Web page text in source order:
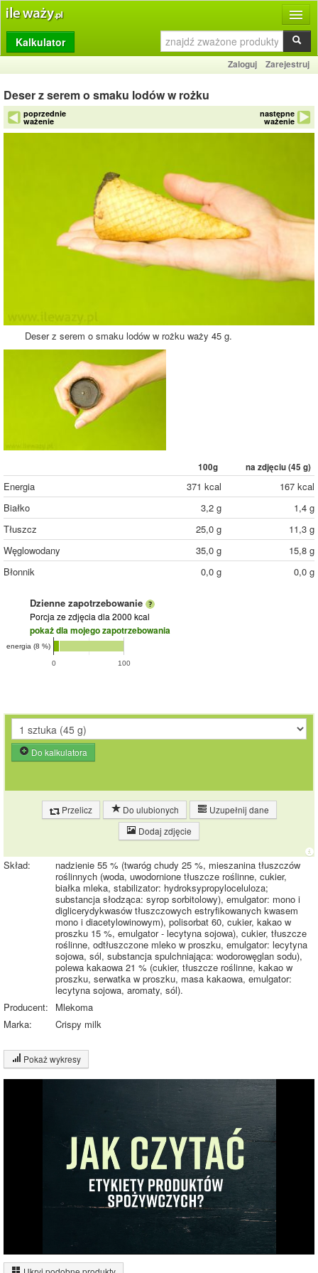
Produkty
Dziennik
Przelicznik
Porównywarka
Kalkulator
Zaloguj Zarejestruj
Deser z serem o smaku lodów w rożku
poprzednie
ważenie
następne
ważenie
Deser z serem o smaku lodów w rożku waży 45 g.
100g na zdjęciu (45 g)
Energia 371 kcal
167 kcal
Białko
3,2 g
1,4 g
Tłuszcz
25,0 g
11,3 g
Węglowodany
35,0 g
15,8 g
Błonnik
0,0 g 0,0 g
Dzienne zapotrzebowanie
Porcja ze zdjęcia dla 2000 kcal
pokaż dla mojego zapotrzebowania
0 100
energia (8 %)
Do kalkulatora
Przelicz Do ulubionych
Uzupełnij dane
Dodaj zdjęcie
Skład:
nadzienie 55 % (twaróg chudy 25 %, mieszanina tłuszczów
roślinnych (woda, uwodornione tłuszcze roślinne, cukier,
białka mleka, stabilizator: hydroksypropyloceluloza;
substancja słodząca: syrop sorbitolowy), emulgator: mono i
diglicerydykwasów tłuszczowych estryfikowanych kwasem
mono i diacetylowinowym), polisorbat 60, cukier, kakao w
proszku 15 %, emulgator - lecytyna sojowa), cukier, tłuszcze
roślinne, odtłuszczone mleko w proszku, emulgator: lecytyna
sojowa, sól, substancja spulchniająca: wodorowęglan sodu),
polewa kakaowa 21 % (cukier, tłuszcze roślinne, kakao w
proszku, serwatka w proszku, masa kakaowa, emulgator:
lecytyna sojowa, aromaty, sól).
Producent:
Mlekoma
Marka:
Crispy milk
Pokaż wykresy
Wykres składu produktu
Pozostałe (37%)
35%